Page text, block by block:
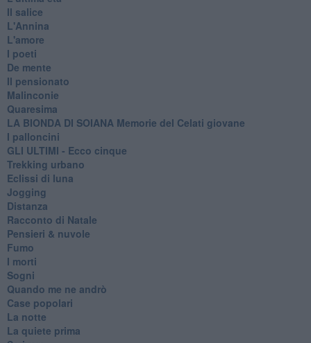
Il salice
L'Annina
L'amore
I poeti
De mente
Il pensionato
Malinconie
Quaresima
LA BIONDA DI SOIANA Memorie del Celati giovane
I palloncini
GLI ULTIMI - Ecco cinque
Trekking urbano
Eclissi di luna
Jogging
Distanza
Racconto di Natale
Pensieri & nuvole
Fumo
I morti
Sogni
Quando me ne andrò
Case popolari
La notte
La quiete prima